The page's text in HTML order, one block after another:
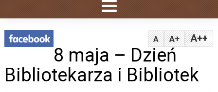
A A+ A++
8 maja – Dzień
Bibliotekarza i Bibliotek